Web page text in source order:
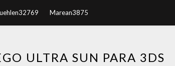
Marean3875
ULTRA SUN PARA 3DS